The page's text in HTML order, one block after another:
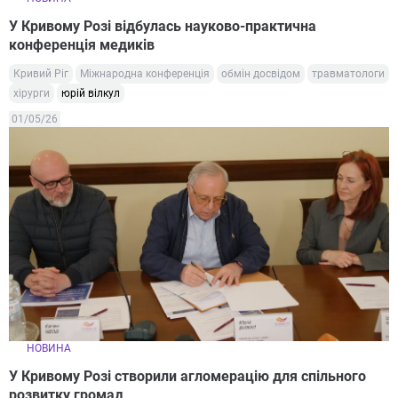
У Кривому Розі відбулась науково-практична
конференція медиків
Кривий Ріг Міжнародна конференція обмін досвідом
травматологи
хірурги
юрій вілкул
01/05/26
НОВИНА
У Кривому Розі створили агломерацію для спільного